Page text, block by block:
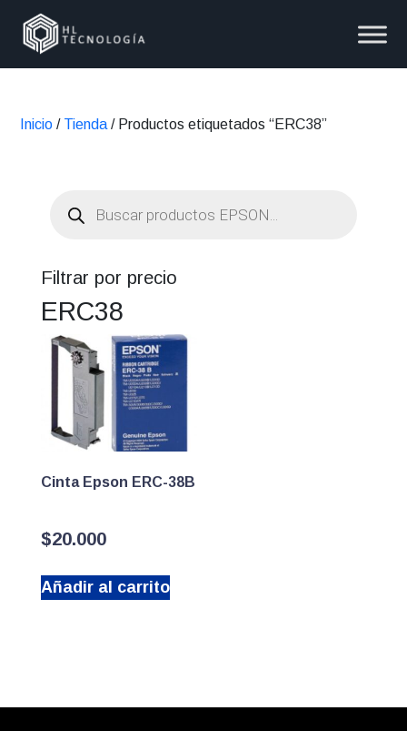
Inicio / Tienda / Productos etiquetados “ERC38”
productos
Filtrar por precio
ERC38
Cinta Epson ERC-38B
$20.000
Añadir al carrito